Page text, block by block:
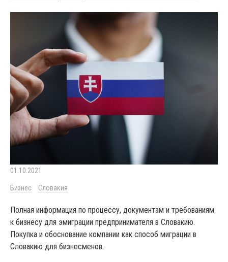
01.10.2021
Бизнес Словакия
Полная информация по процессу, документам и требованиям
к бизнесу для эмиграции предпринимателя в Словакию.
Покупка и обоснование компании как способ миграции в
Словакию для бизнесменов.